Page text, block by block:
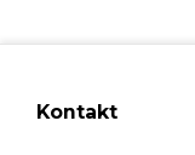
Kontakt